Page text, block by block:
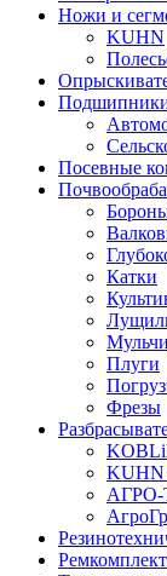
Ножи и
KUHN
Посевные
Катки
Плуги
Фрезы
KUHN